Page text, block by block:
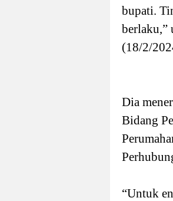
bupati.
berlaku,”
(18/2/
Dia
Bidang
“Untuk